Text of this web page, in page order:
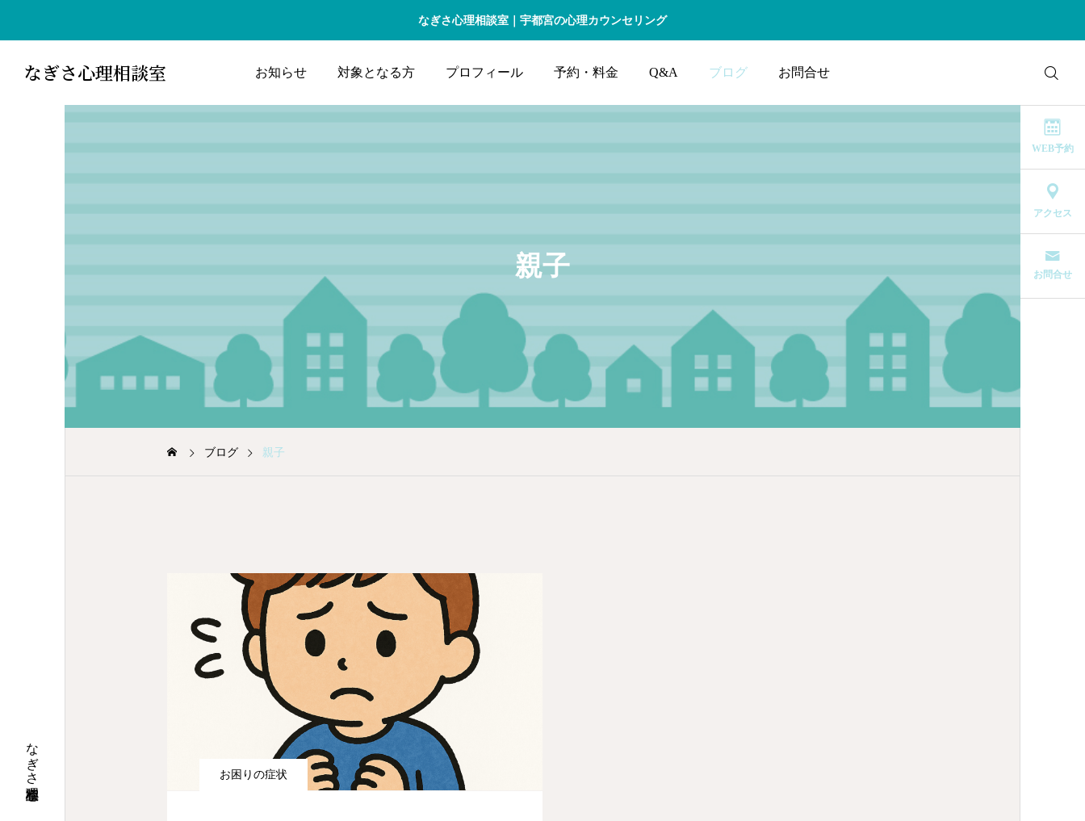
なぎさ心理相談室｜宇都宮の心理カウンセリング
なぎさ心理相談室 お知らせ 対象となる方 プロフィール 予約・料金 Q&A ブログ お問合せ
なぎさ心理相談室
WEB予約
アクセス
お問合せ
親子
ブログ 親子
お困りの症状